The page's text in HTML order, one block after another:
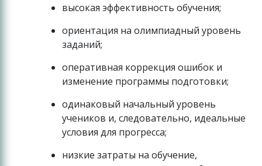
высокая эффективность обучения;
ориентация на олимпиадный уровень
заданий;
оперативная коррекция ошибок и
изменение программы подготовки;
одинаковый начальный уровень
учеников и, следовательно, идеальные
условия для прогресса;
низкие затраты на обучение,